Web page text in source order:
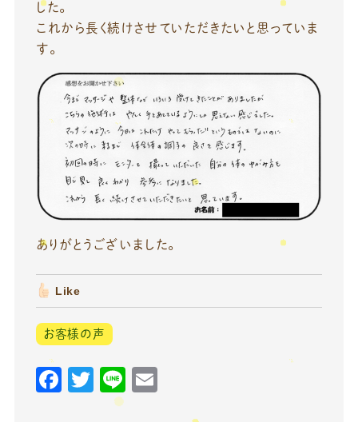
した。
これから長く続けさせていただきたいと思っていま
す。
ありがとうございました。
Like
お客様の声
F
T
Li